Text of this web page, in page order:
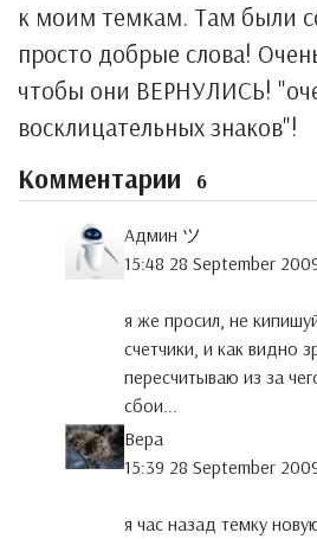
к моим темкам. Там были
просто добрые слова!
чтобы они ВЕРНУЛИСЬ!
восклицательных знаков"!
Комментарии 6
Админ ツ
15:48 28 September
я же просил, не
счетчики, и как видно
пересчитываю из за
сбои...
Вера
15:39 28 September
я час назад темку